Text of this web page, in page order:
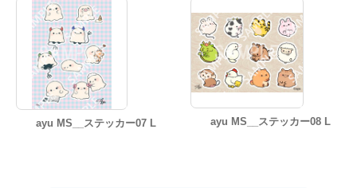
ayu MS__ステッカー07 L ayu MS__ステッカー08 L